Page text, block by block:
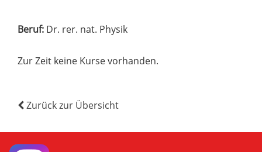
Beruf: Dr. rer. nat. Physik
Zur Zeit keine Kurse vorhanden.
Zurück zur Übersicht